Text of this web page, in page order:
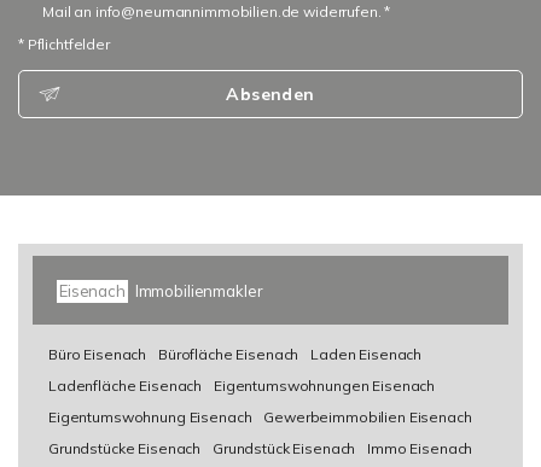
Mail an info@neumannimmobilien.de widerrufen. *
* Pflichtfelder
Absenden
Eisenach Immobilienmakler
Büro Eisenach Bürofläche Eisenach
Laden Eisenach
Ladenfläche Eisenach
Eigentumswohnungen Eisenach
Eigentumswohnung Eisenach
Gewerbeimmobilien Eisenach
Grundstücke Eisenach
Grundstück Eisenach
Immo Eisenach